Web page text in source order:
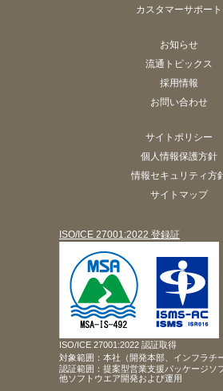
カスタマーサポート
お知らせ
流通トピックス
採用情報
お問い合わせ
サイトポリシー
個人情報保護方針
情報セキュリティ方
サイトマップ
ISO/ICE 27001:2022 登録証
ISO/ICE 27001:2022 認証取得
対象範囲：本社（開発本部、インフラチ
認証範囲：提案型営業支援パッケージソ
他ソフトウエア開発および運用